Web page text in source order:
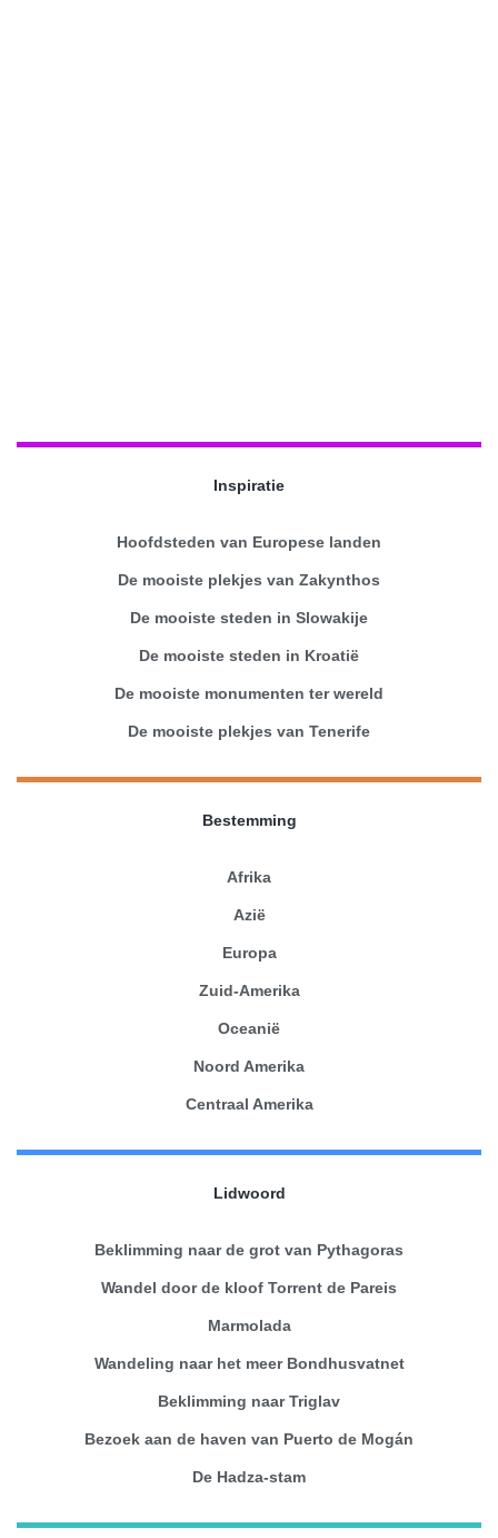
Inspiratie
Hoofdsteden van Europese landen
De mooiste plekjes van Zakynthos
De mooiste steden in Slowakije
De mooiste steden in Kroatië
De mooiste monumenten ter wereld
De mooiste plekjes van Tenerife
Bestemming
Afrika
Azië
Europa
Zuid-Amerika
Oceanië
Noord Amerika
Centraal Amerika
Lidwoord
Beklimming naar de grot van Pythagoras
Wandel door de kloof Torrent de Pareis
Marmolada
Wandeling naar het meer Bondhusvatnet
Beklimming naar Triglav
Bezoek aan de haven van Puerto de Mogán
De Hadza-stam